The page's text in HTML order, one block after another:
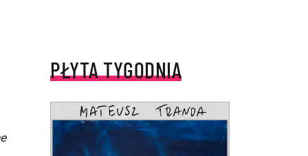
PŁYTA TYGODNIA